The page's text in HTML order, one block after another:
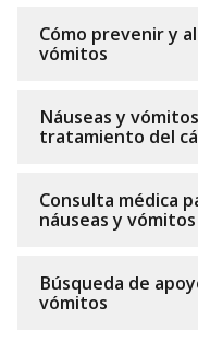
Cómo prevenir y
vómitos
Náuseas y
tratamiento del
Consulta médica
náuseas y vómitos
Búsqueda de
vómitos